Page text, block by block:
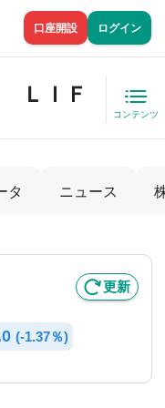
口座開設 ログイン
ＬＩＦ
コンテンツ
タ ニュース
更新
(-1.37％)